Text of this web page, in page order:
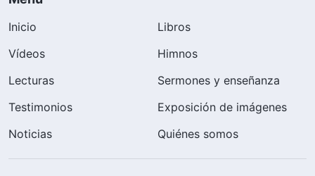
Inicio
Libros
Vídeos
Himnos
Lecturas
Sermones y enseñanza
Testimonios
Exposición de imágenes
Noticias
Quiénes somos